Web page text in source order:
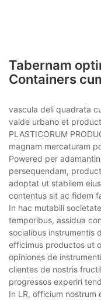
Tabernam
Containers
vascula deli quadrata
valde urbano et
PLASTICORUM
magnam mercaturam
Powered per
persequendam,
adoptat ut stabilem
contentus sit ac fidem
In hac mutabili
temporibus, assidua
socialibus instrumentis
efficimus productos ut
opiniones de
clientes de nostris
progressos experiri
In LR, officium